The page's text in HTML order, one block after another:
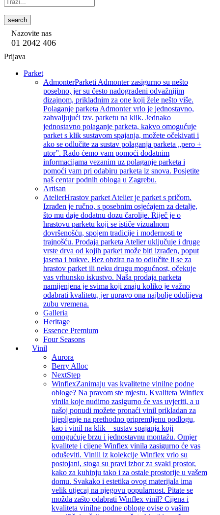
search
Nazovite nas
01 2042 406
Prijava
Parket
AdmonterParketi Admonter zasigurno su nešto
posebno, jer su često nadograđeni odvažnijim
dizajnom, prikladnim za one koji žele nešto više.
Polaganje parketa Admonter vrlo je jednostavno,
zahvaljujući tzv. parketu na klik. Jednako
jednostavno polaganje parketa, kakvo omogućuje
parket s klik sustavom spajanja, možete očekivati i
ako se odlučite za sustav polaganja parketa „pero +
utor”. Rado ćemo vam pomoći dodatnim
informacijama vezanim uz polaganje parketa i
pomoći vam pri odabiru parketa iz snova. Posjetite
naš centar podnih obloga u Zagrebu.
Artisan
AtelierHrastov parket Atelier je parket s pričom.
Izrađen je ručno, s posebnim osjećajem za detalje,
što mu daje dodatnu dozu čarolije. Riječ je o
hrastovu parketu koji se ističe vizualnom
dovršenošću, spojem tradicije i modernosti te
trajnošću. Prodaja parketa Atelier uključuje i druge
vrste drva od kojih parket može biti izrađen, poput
jasena i bukve. Bez obzira na to odlučite li se za
hrastov parket ili neku drugu mogućnost, očekuje
vas vrhunsko iskustvo. Naša prodaja parketa
namijenjena je svima koji znaju koliko je važno
odabrati kvalitetu, jer upravo ona najbolje odolijeva
zubu vremena.
Galleria
Heritage
Essence Premium
Four Seasons
Vinil
Aurora
Berry Alloc
NextStep
WinflexZanimaju vas kvalitetne vinilne podne
obloge? Na pravom ste mjestu. Kvaliteta Winflex
vinila koje nudimo zasigurno će vas uvjeriti, a u
našoj ponudi možete pronaći vinil prikladan za
lijepljenje na prethodno pripremljenu podlogu,
kao i vinil na klik – sustav spajanja koji
omogućuje brzu i jednostavnu montažu. Omjer
kvalitete i cijene Winflex vinila zasigurno će vas
oduševiti. Vinili iz kolekcije Winflex vrlo su
postojani, stoga su pravi izbor za svaki prostor,
kako za kuhinju tako i za ostale prostorije u vašem
domu. Svakako i estetika ovog materijala ima
velik utjecaj na njegovu popularnost. Pitate se
možda zašto odabrati Winflex vinil? Cijena i
kvaliteta vinilne podne obloge ovise o vašim